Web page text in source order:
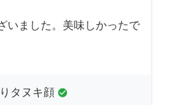
いました。美味しかったで
タヌキ顔 check_circle